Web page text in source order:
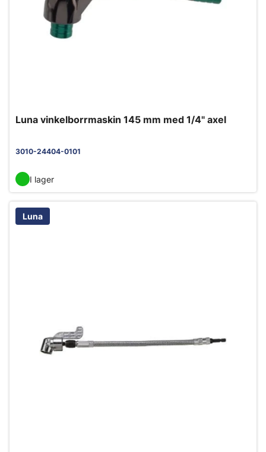
Luna vinkelborrmaskin 145 mm med 1/4" axel
3010-24404-0101
I lager
Luna